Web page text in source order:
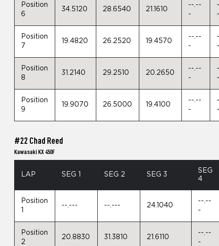
Position
6
34.5120 28.6540 21.1610
--.--
-
Position
7
19.4820 26.2520 19.4570
--.--
-
Position
8
31.2140 29.2510 20.2650
--.--
-
Position
9
19.9070 26.5000 19.4100
--.--
-
#22 Chad Reed
Kawasaki KX 450F
LAP SEG 1 SEG 2 SEG 3
SEG
4
Position
--.--- --.--- 24.1040
--.--
-
Position
2
20.8830 31.3810 21.6110
--.--
-